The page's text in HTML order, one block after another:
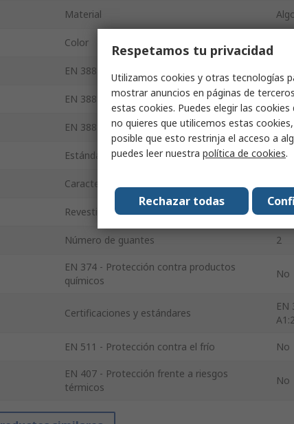
Material
Color
EN 388 - Resistencia a la abrasión
EN 388 - Resistencia al desgarro Sí
EN 388 - Resistencia a la perforación Sí
Estándar de seguridad No
Características de resistencia
Revestimiento
Número de guantes 2
EN 374 - Protección contra productos
químicos
No
Certificaciones y estándares
EN
EN 511 - Protección contra el frío No
EN 407 - Protección frente a riesgos
térmicos
No
Respetamos tu privacidad
Utilizamos cookies y otras tecnologías
mostrar anuncios en páginas de
estas cookies. Puedes elegir las cookies
no quieres que utilicemos estas
posible que esto restrinja el acceso a
puedes leer nuestra política de cookies.
Rechazar todas